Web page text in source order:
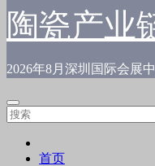
陶瓷产业
2026年8月深圳国际会展
首页